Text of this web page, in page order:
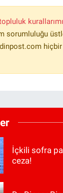
sorumluluğu
İçkili sofra
ceza!